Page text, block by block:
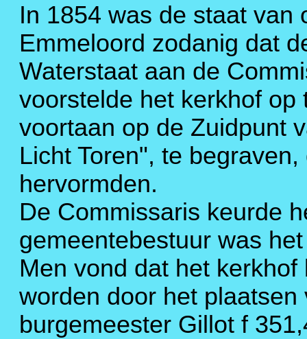
In 1854 was de staat van
Emmeloord zodanig dat
Waterstaat aan de
voorstelde het kerkhof
voortaan op de Zuidpunt
Licht Toren", te
hervormden.
De Commissaris keurde
gemeentebestuur was
Men vond dat het
worden door het
burgemeester Gillot f